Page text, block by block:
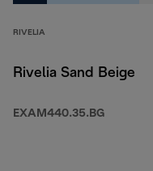
RIVELIA
Rivelia Sand Beige
EXAM440.35.BG